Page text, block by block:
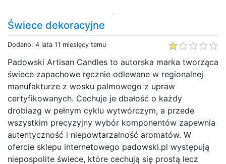
Świece dekoracyjne
Dodano: 4 lata 11 miesięcy temu
Padowski Artisan Candles to autorska marka tworząca
świece zapachowe ręcznie odlewane w regionalnej
manufakturze z wosku palmowego z upraw
certyfikowanych. Cechuje je dbałość o każdy
drobiazg w pełnym cyklu wytwórczym, a przede
wszystkim precyzyjny wybór komponentów zapewnia
autentyczność i niepowtarzalność aromatów. W
ofercie sklepu internetowego padowski.pl występują
niepospolite świece, które cechują się prostą lecz